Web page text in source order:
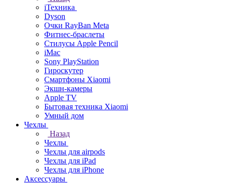
iТехника
Dyson
Очки RayBan Meta
Фитнес-браслеты
Стилусы Apple Pencil
iMac
Sony PlayStation
Гироскутер
Смартфоны Xiaomi
Экшн-камеры
Apple TV
Бытовая техника Xiaomi
Умный дом
Чехлы
Назад
Чехлы
Чехлы для airpods
Чехлы для iPad
Чехлы для iPhone
Аксессуары